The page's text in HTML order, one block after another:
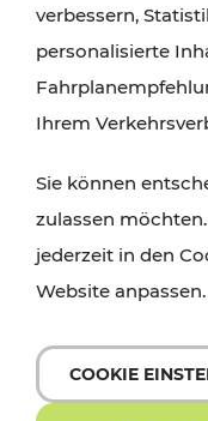
verbessern,
personalisierte
Ihrem
Sie können
zulassen
jederzeit in den
Website anpassen.
COOKIE